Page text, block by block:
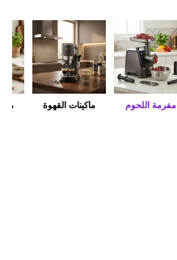
مفرمة اللحوم ماكينات القهوة